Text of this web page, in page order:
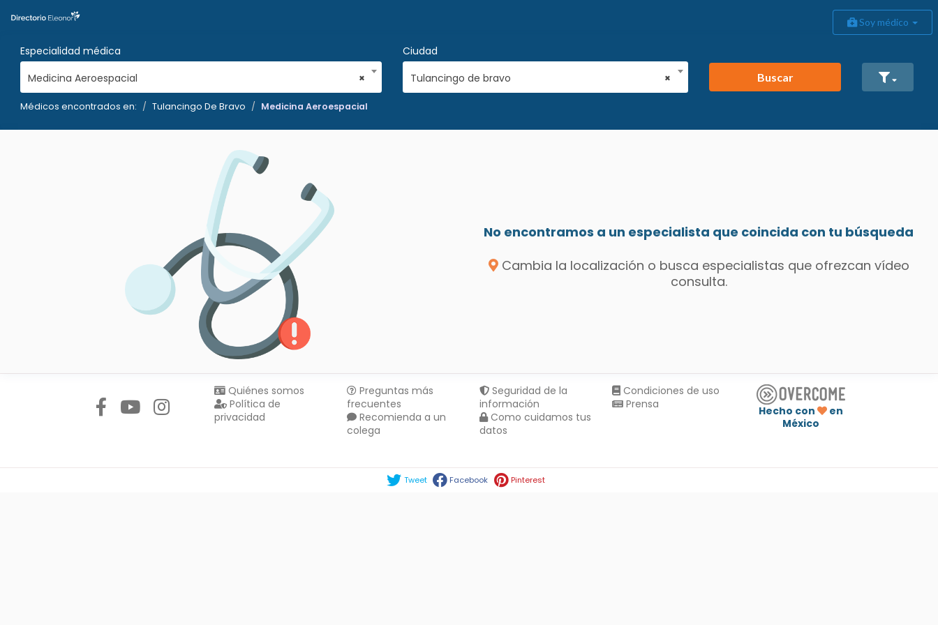
Soy médico
Especialidad médica
×
Medicina Aeroespacial
Ciudad
×
Tulancingo de bravo Buscar
Médicos encontrados en: Tulancingo De Bravo Medicina Aeroespacial
No encontramos a un especialista que coincida con tu búsqueda
Cambia la localización o busca especialistas que ofrezcan vídeo
consulta.
Quiénes somos
Política de
privacidad
Preguntas más
frecuentes
Recomienda a un
colega
Seguridad de la
información
Como cuidamos tus
datos
Condiciones de uso
Prensa
Hecho con
en
México
Tweet Facebook Pinterest